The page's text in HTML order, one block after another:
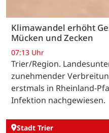
Klimawandel erhöht
Mücken und Zecken
07:13 Uhr
Trier/Region.
zunehmender
erstmals in Rheinland-
Infektion nachgewiesen.
Stadt Trier